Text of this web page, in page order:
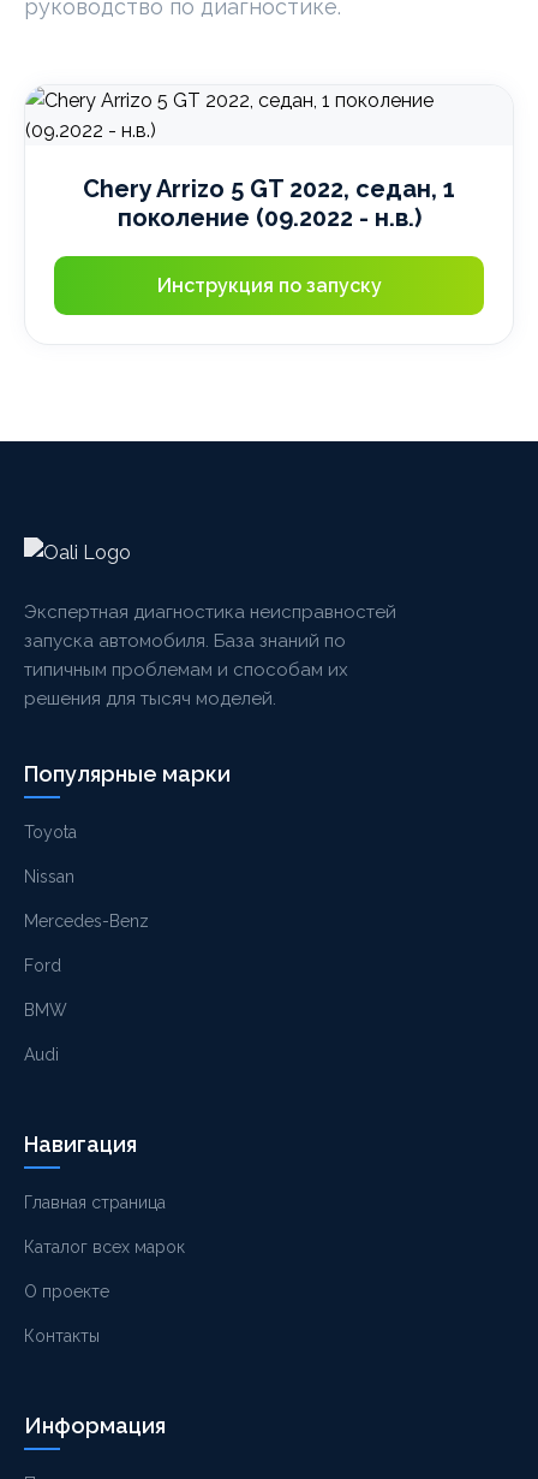
руководство по диагностике.
Chery Arrizo 5 GT 2022, седан, 1
поколение (09.2022 - н.в.)
Инструкция по запуску
Экспертная диагностика неисправностей
запуска автомобиля. База знаний по
типичным проблемам и способам их
решения для тысяч моделей.
Популярные марки
Toyota
Nissan
Mercedes-Benz
Ford
BMW
Audi
Навигация
Главная страница
Каталог всех марок
О проекте
Контакты
Информация